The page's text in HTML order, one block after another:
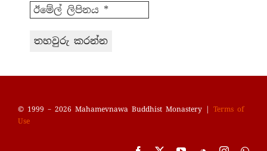
© 1999 – 2026 Mahamevnawa Buddhist Monastery | Terms of
Use